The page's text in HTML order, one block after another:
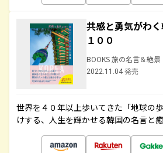
共感と勇気がわ
１００
BOOKS 旅の名言＆絶景
2022.11.04 発売
世界を４０年以上歩いてきた「地球の
けする、人生を輝かせる韓国の名言と